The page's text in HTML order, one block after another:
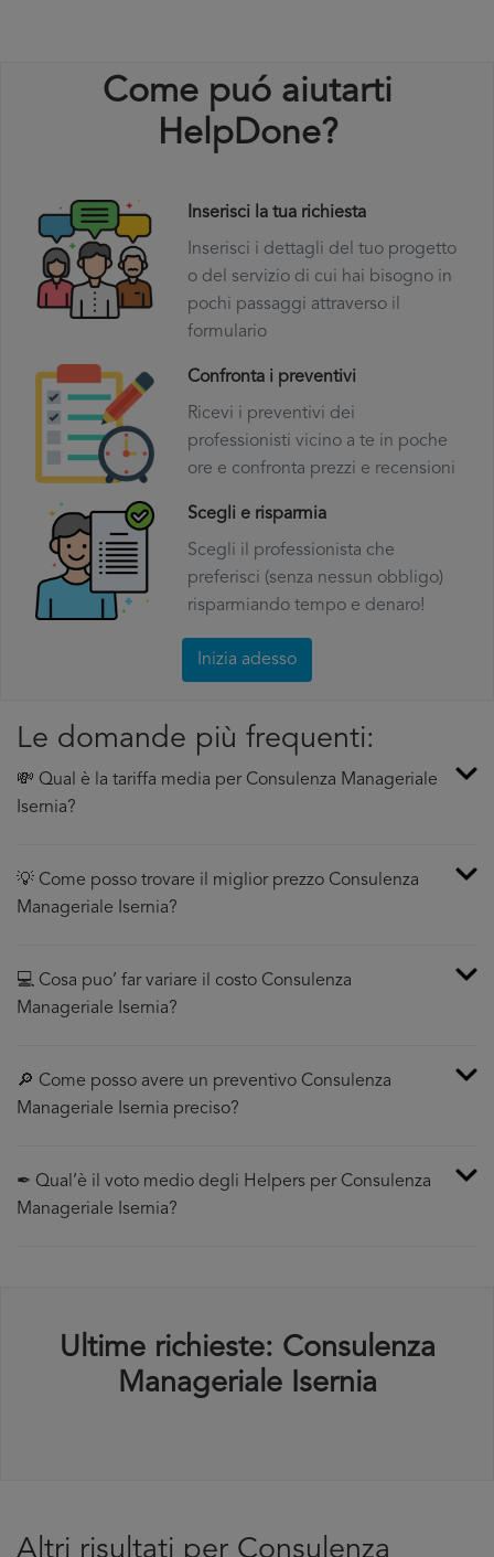
Come puó aiutarti
HelpDone?
Inserisci la tua richiesta
Inserisci i dettagli del tuo progetto
o del servizio di cui hai bisogno in
pochi passaggi attraverso il
formulario
Confronta i preventivi
Ricevi i preventivi dei
professionisti vicino a te in poche
ore e confronta prezzi e recensioni
Scegli e risparmia
Scegli il professionista che
preferisci (senza nessun obbligo)
risparmiando tempo e denaro!
Inizia adesso
Le domande più frequenti:
💸 Qual è la tariffa media per Consulenza Manageriale
Isernia?
💡 Come posso trovare il miglior prezzo Consulenza
Manageriale Isernia?
💻 Cosa puo’ far variare il costo Consulenza
Manageriale Isernia?
🔎 Come posso avere un preventivo Consulenza
Manageriale Isernia preciso?
✒ Qual’è il voto medio degli Helpers per Consulenza
Manageriale Isernia?
Ultime richieste: Consulenza
Manageriale Isernia
Altri risultati per Consulenza